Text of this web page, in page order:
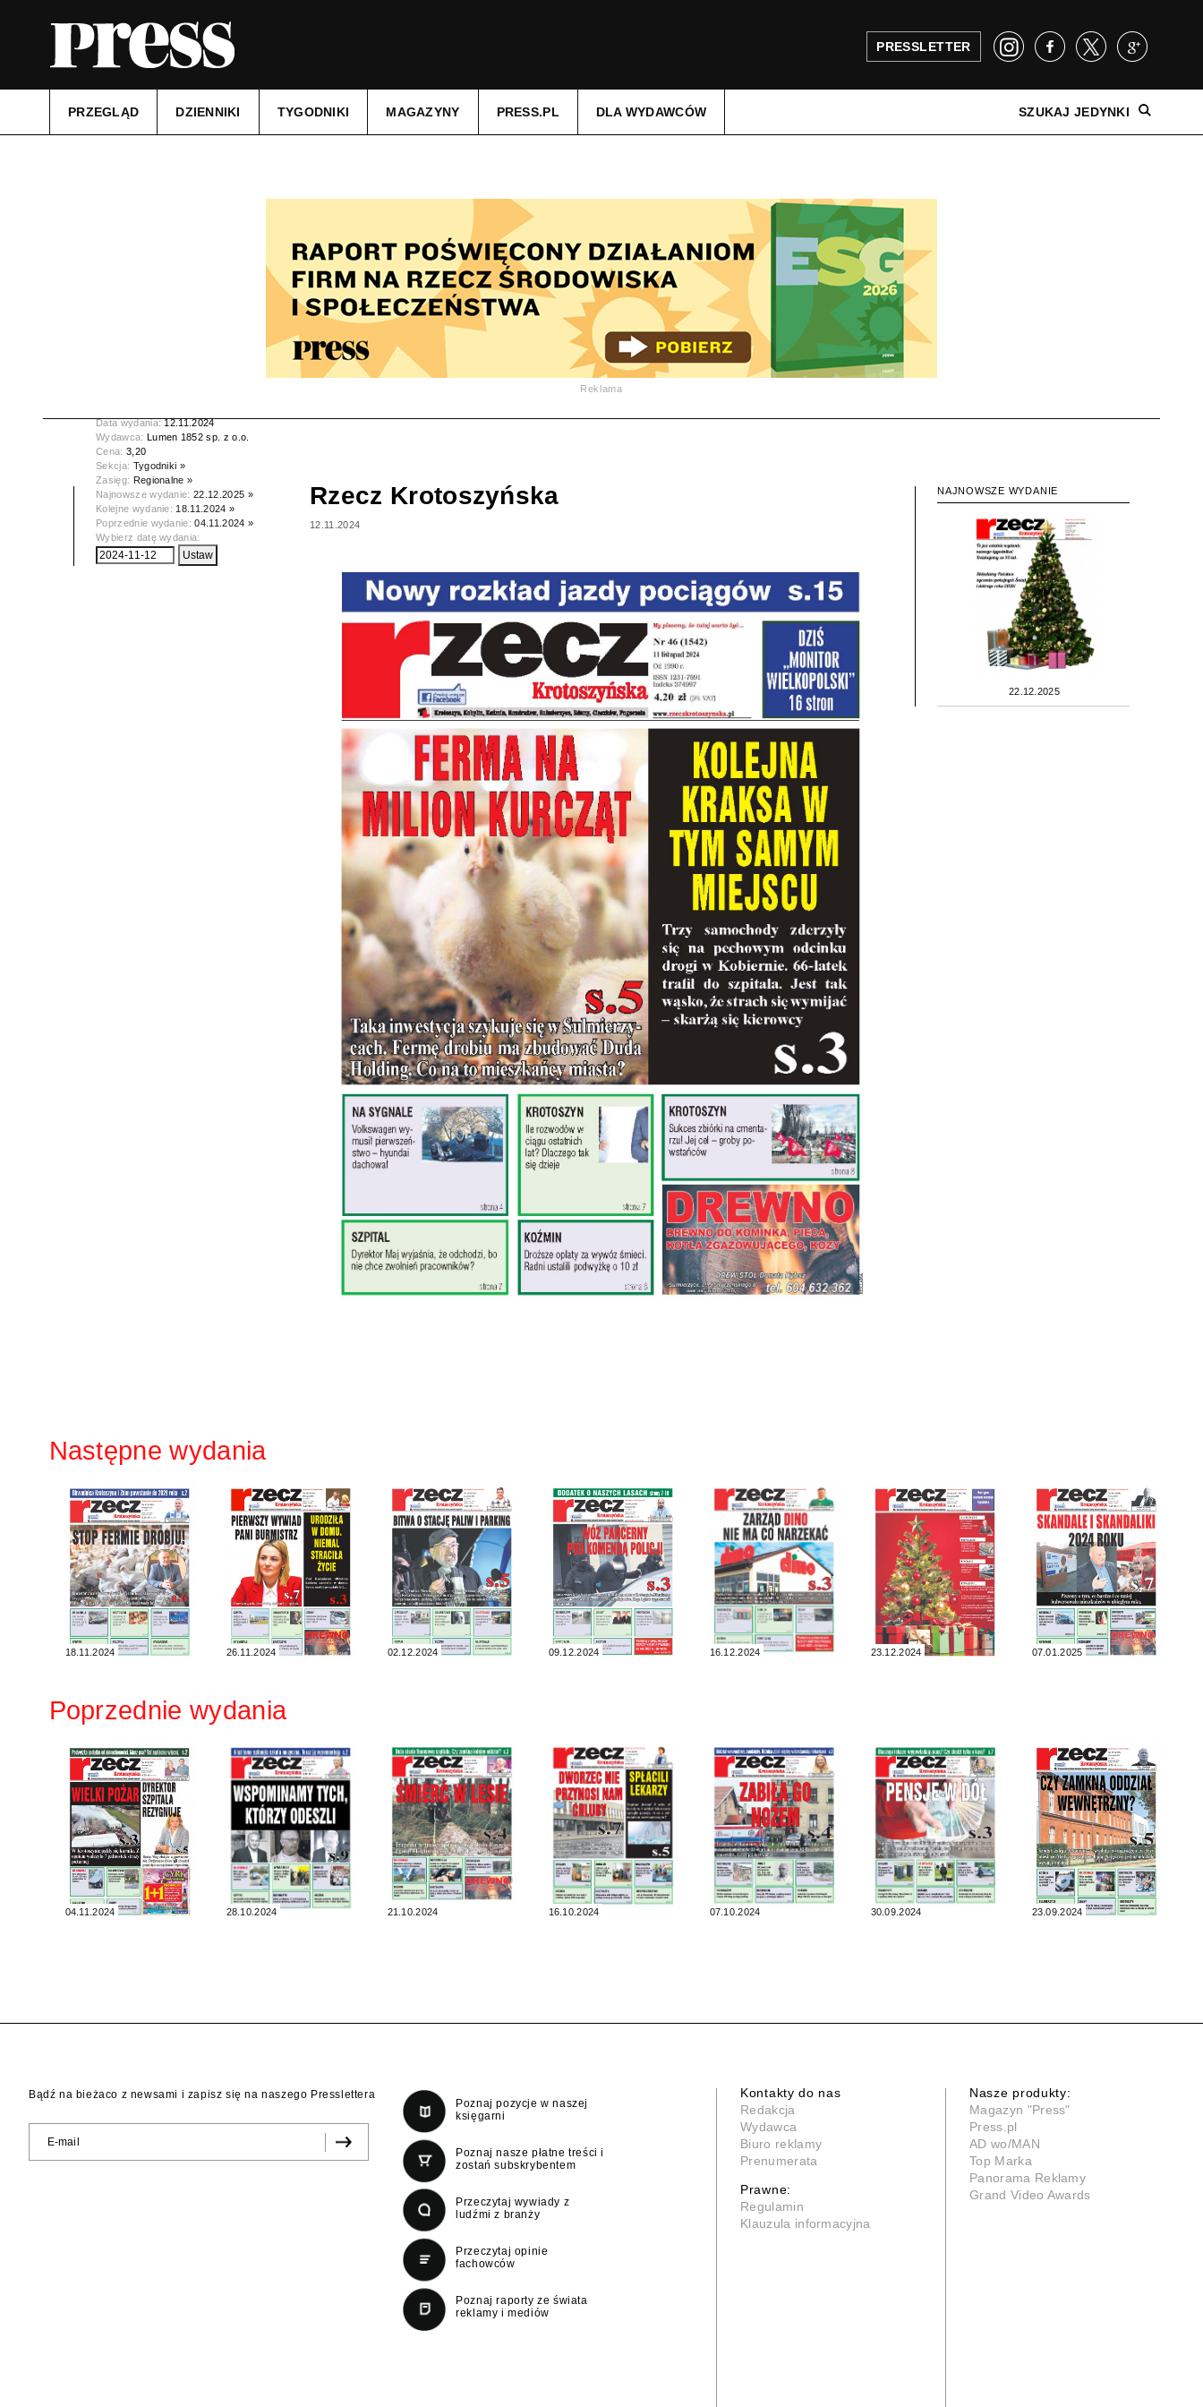
PRESSLETTER
PRZEGLĄD DZIENNIKI TYGODNIKI MAGAZYNY PRESS.PL DLA WYDAWCÓW SZUKAJ JEDYNKI
Reklama
Data wydania:12.11.2024
Wydawca: Lumen 1852 sp. z o.o.
Cena: 3,20
Sekcja: Tygodniki »
Zasięg: Regionalne »
Najnowsze wydanie:22.12.2025 »
Kolejne wydanie: 18.11.2024 »
Poprzednie wydanie:04.11.2024 »
Wybierz datę wydania:
Rzecz Krotoszyńska
12.11.2024
NAJNOWSZE WYDANIE
22.12.2025
Następne wydania
18.11.2024 26.11.2024 02.12.2024 09.12.2024 16.12.2024 23.12.2024 07.01.2025
Poprzednie wydania
04.11.2024 28.10.2024 21.10.2024 16.10.2024 07.10.2024 30.09.2024 23.09.2024
Bądź na bieżaco z newsami i zapisz się na naszego Presslettera
Poznaj pozycje w naszej
księgarni
Poznaj nasze płatne treści i
zostań subskrybentem
Przeczytaj wywiady z
ludźmi z branży
Przeczytaj opinie
fachowców
Poznaj raporty ze świata
reklamy i mediów
Kontakty do nas
Redakcja
Wydawca
Biuro reklamy
Prenumerata
Prawne:
Regulamin
Klauzula informacyjna
Nasze produkty:
Magazyn "Press"
Press.pl
AD wo/MAN
Top Marka
Panorama Reklamy
Grand Video Awards